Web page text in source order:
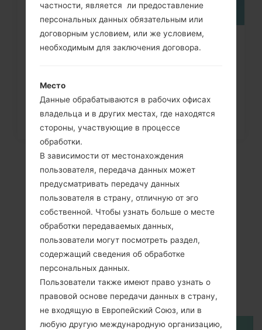
Как удалить все данные с
Видео
LGKG328(LGKG328)
частности, является ли предоставление
персональных данных обязательным или
договорным условием, или же условием,
необходимым для заключения договора.
Место
Данные обрабатываются в рабочих офисах
владельца и в других местах, где находятся
стороны, участвующие в процессе
обработки.
В зависимости от местонахождения
пользователя, передача данных может
предусматривать передачу данных
пользователя в страну, отличную от эго
собственной. Чтобы узнать больше о месте
обработки передаваемых данных,
пользователи могут посмотреть раздел,
содержащий сведения об обработке
персональных данных.
Пользователи также имеют право узнать о
правовой основе передачи данных в страну,
не входящую в Европейский Союз, или в
любую другую международную организацию,